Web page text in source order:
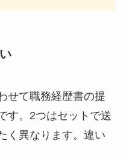
せて職務経歴書の提
す。2つはセットで送
く異なります。違い